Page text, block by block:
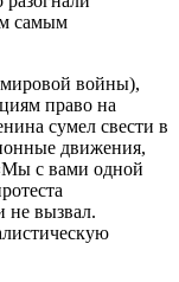
самым
войны),
право на
сумел свести в
движения,
с вами одной
не вызвал.